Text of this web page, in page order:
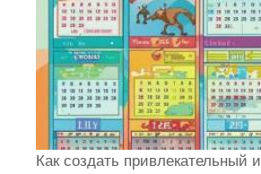
Как создать привлекательный и